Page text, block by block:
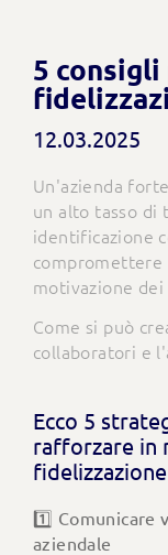
5
12.03.2025
Un'azienda
un alto tasso di
identificazione
compromettere
motivazione
Come si può
collaboratori e
Ecco 5
rafforzare in
1️⃣ Comunicare
aziendale